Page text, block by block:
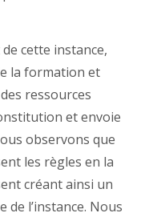
cette instance,
la formation et
ressources
et envoie
observons que
les règles en la
créant ainsi un
de l’instance. Nous